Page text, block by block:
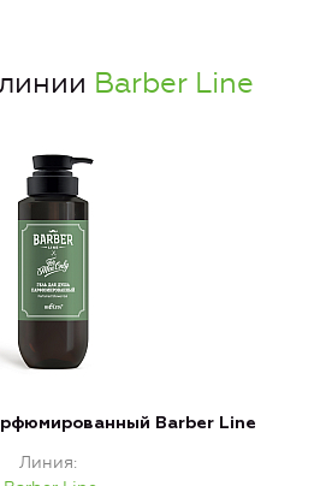
Barber Line
Barber Line
Линия